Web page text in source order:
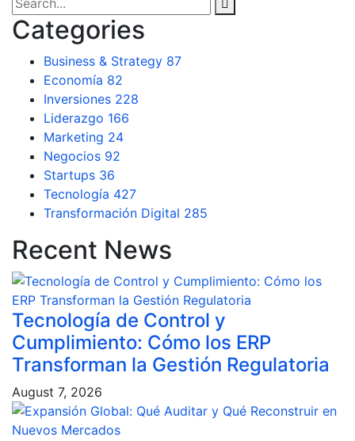
Categories
Business & Strategy 87
Economía 82
Inversiones 228
Liderazgo 166
Marketing 24
Negocios 92
Startups 36
Tecnología 427
Transformación Digital 285
Recent News
Tecnología de Control y
Cumplimiento: Cómo los ERP
Transforman la Gestión Regulatoria
August 7, 2026